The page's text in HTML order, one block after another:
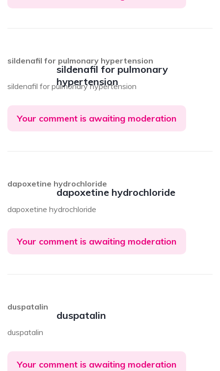
sildenafil for pulmonary
hypertension
sildenafil for pulmonary hypertension
sildenafil for pulmonary hypertension
Your comment is awaiting moderation
dapoxetine hydrochloride
dapoxetine hydrochloride
dapoxetine hydrochloride
Your comment is awaiting moderation
duspatalin
duspatalin
duspatalin
Your comment is awaiting moderation